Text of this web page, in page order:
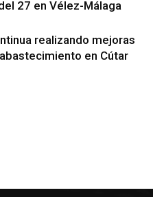
27 en Vélez-Málaga
realizando mejoras
en Cútar